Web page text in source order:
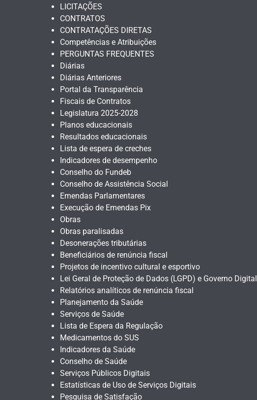
LICITAÇÕES
CONTRATOS
CONTRATAÇÕES DIRETAS
Competências e Atribuições
PERGUNTAS FREQUENTES
Diárias
Diárias Anteriores
Portal da Transparência
Fiscais de Contratos
Legislatura 2025-2028
Planos educacionais
Resultados educacionais
Lista de espera de creches
Indicadores de desempenho
Conselho do Fundeb
Conselho de Assistência Social
Emendas Parlamentares
Execução de Emendas Pix
Obras
Obras paralisadas
Desonerações tributárias
Beneficiários de renúncia fiscal
Projetos de incentivo cultural e esportivo
Lei Geral de Proteção de Dados (LGPD) e Governo Digital
Relatórios analíticos de renúncia fiscal
Planejamento da Saúde
Serviços de Saúde
Lista de Espera da Regulação
Medicamentos do SUS
Indicadores da Saúde
Conselho de Saúde
Serviços Públicos Digitais
Estatísticas de Uso de Serviços Digitais
Pesquisa de Satisfação